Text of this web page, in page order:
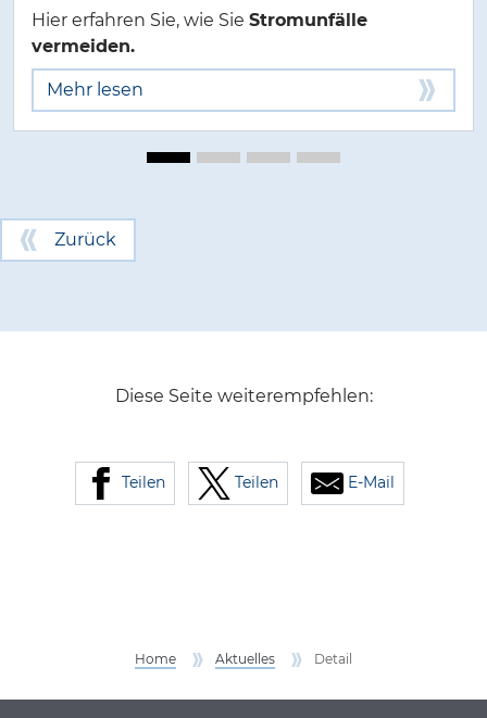
Hier erfahren Sie, wie Sie Stromunfälle
vermeiden.
Mehr lesen
Zurück
Diese Seite weiterempfehlen:
Teilen Teilen E-Mail
Home Aktuelles Detail